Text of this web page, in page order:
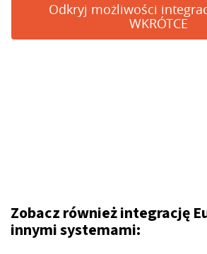
Odkryj możliwości
WKRÓTCE
Zobacz również integrację
innymi systemami: